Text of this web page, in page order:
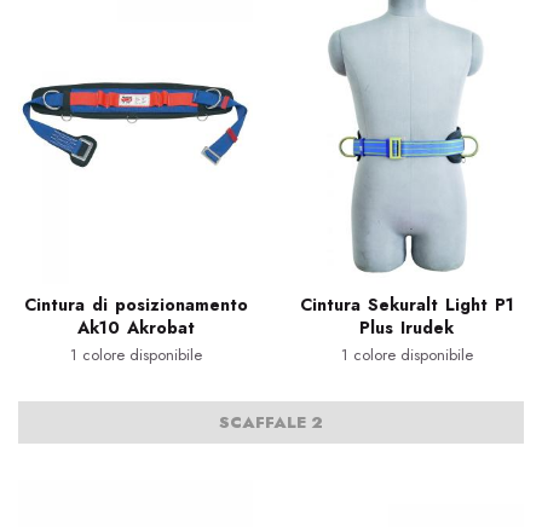
Cintura di posizionamento
Ak10 Akrobat
1 colore disponibile
Cintura Sekuralt Light P1
Plus Irudek
1 colore disponibile
SCAFFALE 2